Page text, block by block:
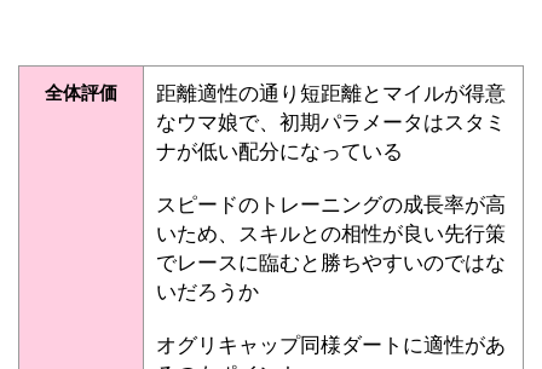
全体評価
距離適性の通り短距離とマイルが得意
なウマ娘で、初期パラメータはスタミ
ナが低い配分になっている
スピードのトレーニングの成長率が高
いため、スキルとの相性が良い先行策
でレースに臨むと勝ちやすいのではな
いだろうか
オグリキャップ同様ダートに適性があ